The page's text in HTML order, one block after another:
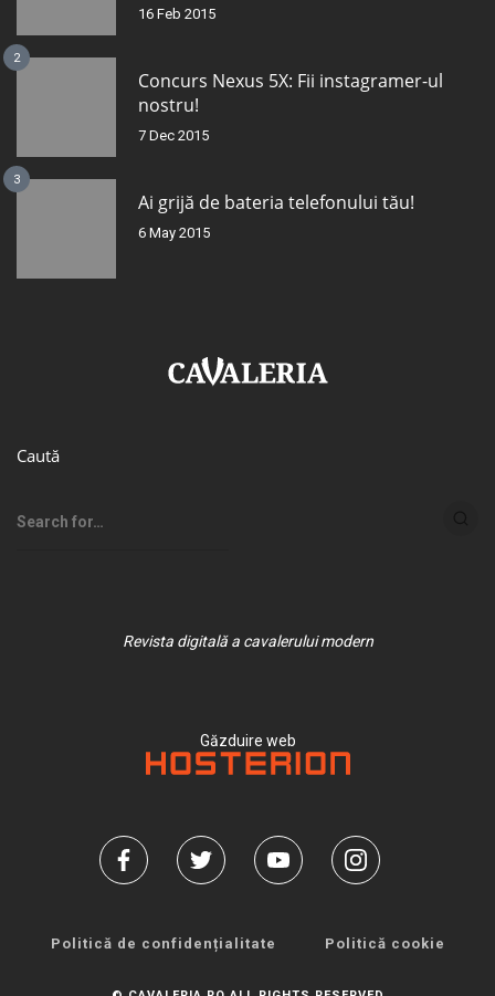
16 Feb 2015
2
Concurs Nexus 5X: Fii instagramer-ul
nostru!
7 Dec 2015
3
Ai grijă de bateria telefonului tău!
6 May 2015
Caută
Revista digitală a cavalerului modern
Găzduire web
Politică de confidențialitate Politică cookie